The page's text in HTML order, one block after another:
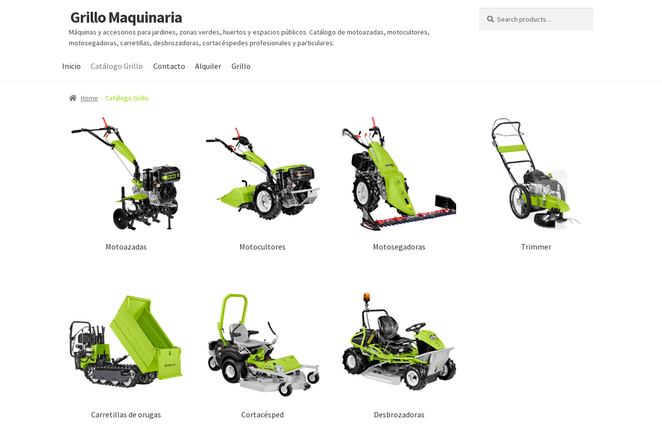
Ir
Ir
contenido
Grillo Maquinaria
Máquinas y accesorios para jardines, zonas verdes, huertos y espacios públicos. Catálogo de motoazadas, motocultores,
motosegadoras, carretillas, desbrozadoras, cortacéspedes profesionales y particulares.
for:
Inicio Catálogo Grillo Contacto Alquiler Grillo
Home Catálogo Grillo
Motoazadas Motocultores Motosegadoras Trimmer
Carretillas de orugas Cortacésped Desbrozadoras